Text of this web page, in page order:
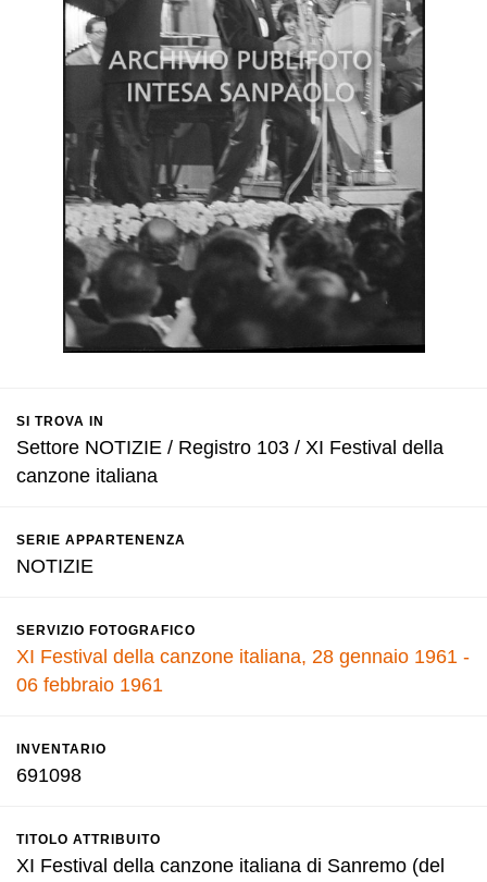
SI TROVA IN
Settore NOTIZIE / Registro 103 / XI Festival della
canzone italiana
SERIE APPARTENENZA
NOTIZIE
SERVIZIO FOTOGRAFICO
XI Festival della canzone italiana, 28 gennaio 1961 -
06 febbraio 1961
INVENTARIO
691098
TITOLO ATTRIBUITO
XI Festival della canzone italiana di Sanremo (del